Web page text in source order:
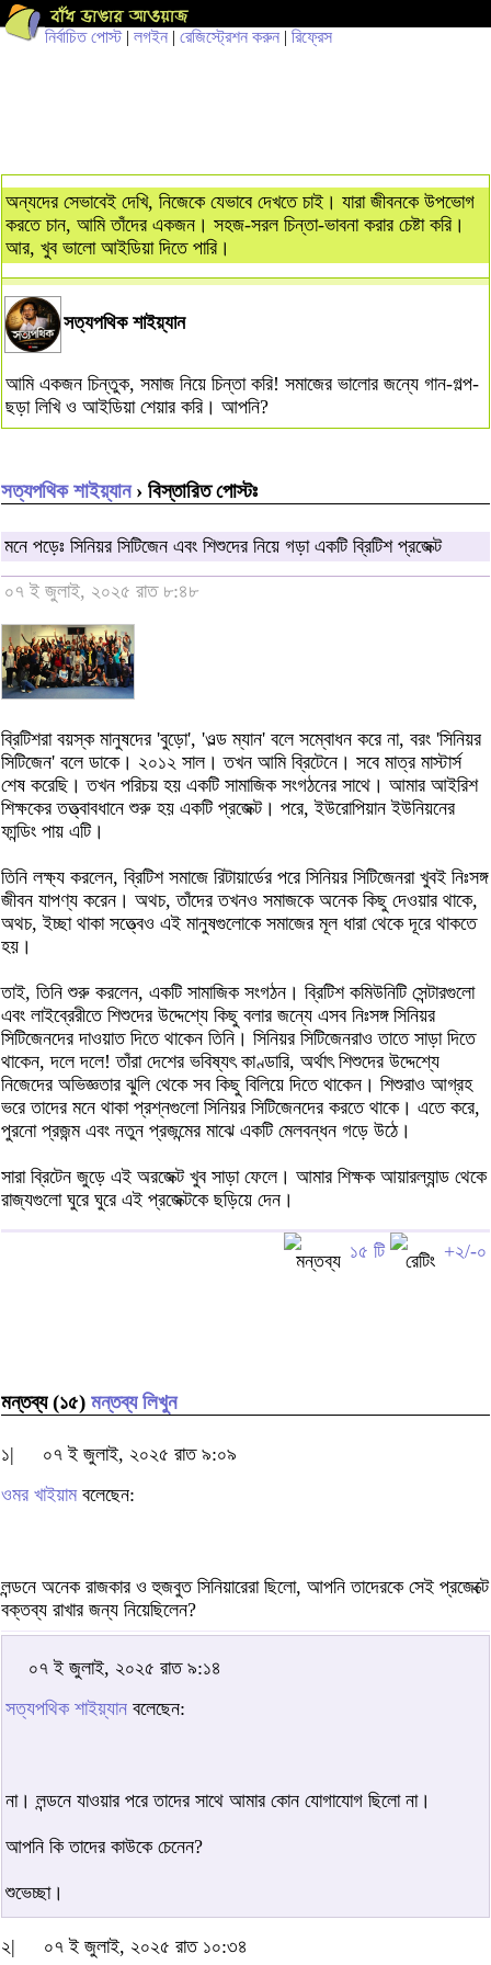
নির্বাচিত পোস্ট| লগইন | রেজিস্ট্রেশন করুন | রিফ্রেস
অন্যদের সেভাবেই দেখি, নিজেকে যেভাবে দেখতে চাই। যারা জীবনকে উপভোগ
করতে চান, আমি তাঁদের একজন। সহজ-সরল চিন্তা-ভাবনা করার চেষ্টা করি।
আর, খুব ভালো আইডিয়া দিতে পারি।
সত্যপথিক শাইয়্যান
আমি একজন চিন্তুক, সমাজ নিয়ে চিন্তা করি! সমাজের ভালোর জন্যে গান-গল্প-
ছড়া লিখি ও আইডিয়া শেয়ার করি। আপনি?
সত্যপথিক শাইয়্যান› বিস্তারিত পোস্টঃ
মনে পড়েঃ সিনিয়র সিটিজেন এবং শিশুদের নিয়ে গড়া একটি ব্রিটিশ প্রজেক্ট
০৭ ই জুলাই, ২০২৫ রাত ৮:৪৮
ব্রিটিশরা বয়স্ক মানুষদের 'বুড়ো', 'ওল্ড ম্যান' বলে সম্বোধন করে না, বরং 'সিনিয়র
সিটিজেন' বলে ডাকে। ২০১২ সাল। তখন আমি ব্রিটেনে। সবে মাত্র মাস্টার্স
শেষ করেছি। তখন পরিচয় হয় একটি সামাজিক সংগঠনের সাথে। আমার আইরিশ
শিক্ষকের তত্ত্বাবধানে শুরু হয় একটি প্রজেক্ট। পরে, ইউরোপিয়ান ইউনিয়নের
ফান্ডিং পায় এটি।
তিনি লক্ষ্য করলেন, ব্রিটিশ সমাজে রিটায়ার্ডের পরে সিনিয়র সিটিজেনরা খুবই নিঃসঙ্গ
জীবন যাপণ্য করেন। অথচ, তাঁদের তখনও সমাজকে অনেক কিছু দেওয়ার থাকে,
অথচ, ইচ্ছা থাকা সত্ত্বেও এই মানুষগুলোকে সমাজের মূল ধারা থেকে দূরে থাকতে
হয়।
তাই, তিনি শুরু করলেন, একটি সামাজিক সংগঠন। ব্রিটিশ কমিউনিটি সেন্টারগুলো
এবং লাইব্রেরীতে শিশুদের উদ্দেশ্যে কিছু বলার জন্যে এসব নিঃসঙ্গ সিনিয়র
সিটিজেনদের দাওয়াত দিতে থাকেন তিনি। সিনিয়র সিটিজেনরাও তাতে সাড়া দিতে
থাকেন, দলে দলে! তাঁরা দেশের ভবিষ্যৎ কাণ্ডারি, অর্থাৎ শিশুদের উদ্দেশ্যে
নিজেদের অভিজ্ঞতার ঝুলি থেকে সব কিছু বিলিয়ে দিতে থাকেন। শিশুরাও আগ্রহ
ভরে তাদের মনে থাকা প্রশ্নগুলো সিনিয়র সিটিজেনদের করতে থাকে। এতে করে,
পুরনো প্রজন্ম এবং নতুন প্রজন্মের মাঝে একটি মেলবন্ধন গড়ে উঠে।
সারা ব্রিটেন জুড়ে এই অরজেক্ট খুব সাড়া ফেলে। আমার শিক্ষক আয়ারল্যান্ড থেকে
রাজ্যগুলো ঘুরে ঘুরে এই প্রজেক্টকে ছড়িয়ে দেন।
১৫ টি +২/-০
মন্তব্য (১৫) মন্তব্য লিখুন
১|
০৭ ই জুলাই, ২০২৫ রাত ৯:০৯
ওমর খাইয়ামবলেছেন:
লন্ডনে অনেক রাজকার ও হুজবুত সিনিয়ারেরা ছিলো, আপনি তাদেরকে সেই প্রজেক্টে
বক্তব্য রাখার জন্য নিয়েছিলেন?
০৭ ই জুলাই, ২০২৫ রাত ৯:১৪
সত্যপথিক শাইয়্যান বলেছেন:
না। লন্ডনে যাওয়ার পরে তাদের সাথে আমার কোন যোগাযোগ ছিলো না।
আপনি কি তাদের কাউকে চেনেন?
শুভেচ্ছা।
২| ০৭ ই জুলাই, ২০২৫ রাত ১০:৩৪